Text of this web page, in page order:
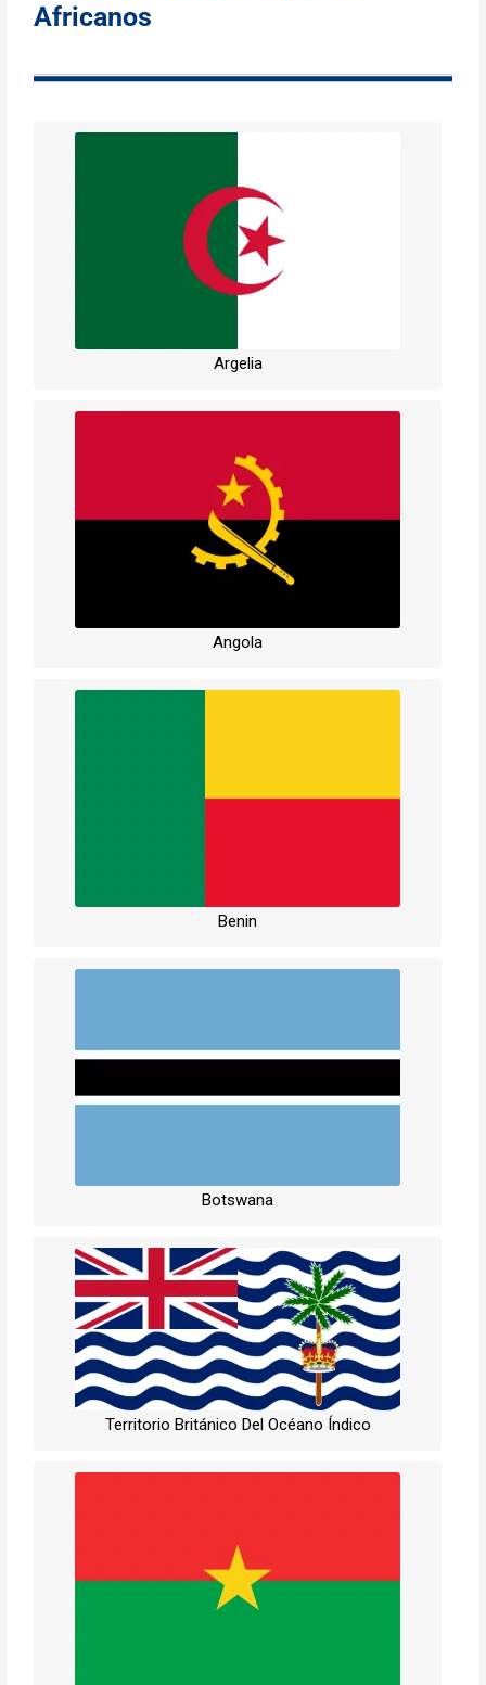
Africanos
Argelia
Angola
Benin
Botswana
Territorio Británico Del Océano Índico